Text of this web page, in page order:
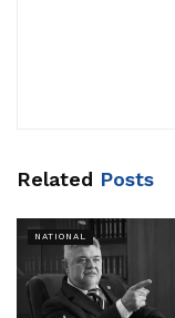
„Toată lumea
BNR avertizează
sau altul.
Sunt câteva
precum
nu și-au primit banii
Related Posts
NATIONAL